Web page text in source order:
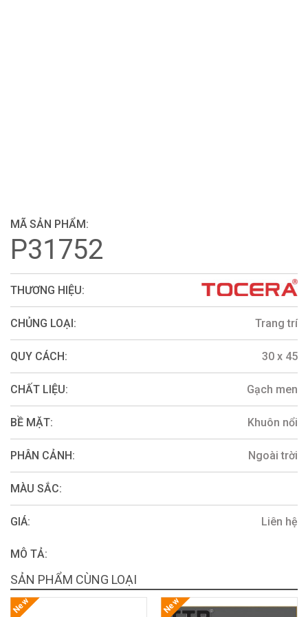
MÃ SẢN PHẨM:
P31752
THƯƠNG HIỆU:
CHỦNG LOẠI: Trang trí
QUY CÁCH: 30 x 45
CHẤT LIỆU: Gạch men
BỀ MẶT: Khuôn nổi
PHÂN CẢNH: Ngoài trời
MÀU SẮC:
GIÁ: Liên hệ
MÔ TẢ:
SẢN PHẨM CÙNG LOẠI
New New